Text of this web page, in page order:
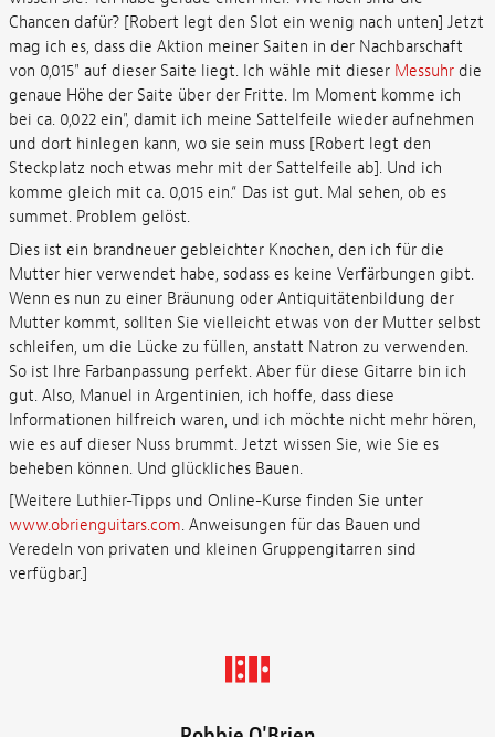
Chancen dafür? [Robert legt den Slot ein wenig nach unten] Jetzt
mag ich es, dass die Aktion meiner Saiten in der Nachbarschaft
von 0,015" auf dieser Saite liegt. Ich wähle mit dieser Messuhrdie
genaue Höhe der Saite über der Fritte. Im Moment komme ich
bei ca. 0,022 ein", damit ich meine Sattelfeile wieder aufnehmen
und dort hinlegen kann, wo sie sein muss [Robert legt den
Steckplatz noch etwas mehr mit der Sattelfeile ab]. Und ich
komme gleich mit ca. 0,015 ein.“ Das ist gut. Mal sehen, ob es
summet. Problem gelöst.
Dies ist ein brandneuer gebleichter Knochen, den ich für die
Mutter hier verwendet habe, sodass es keine Verfärbungen gibt.
Wenn es nun zu einer Bräunung oder Antiquitätenbildung der
Mutter kommt, sollten Sie vielleicht etwas von der Mutter selbst
schleifen, um die Lücke zu füllen, anstatt Natron zu verwenden.
So ist Ihre Farbanpassung perfekt. Aber für diese Gitarre bin ich
gut. Also, Manuel in Argentinien, ich hoffe, dass diese
Informationen hilfreich waren, und ich möchte nicht mehr hören,
wie es auf dieser Nuss brummt. Jetzt wissen Sie, wie Sie es
beheben können. Und glückliches Bauen.
[Weitere Luthier-Tipps und Online-Kurse finden Sie unter
www.obrienguitars.com. Anweisungen für das Bauen und
Veredeln von privaten und kleinen Gruppengitarren sind
verfügbar.]